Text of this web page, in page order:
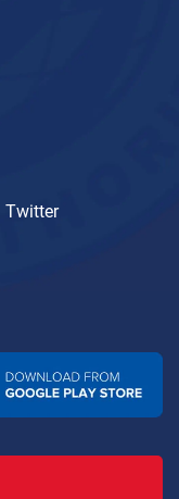
Twitter